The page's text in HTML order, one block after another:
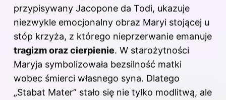
przypisywany Jacopone da Todi, ukazuje
niezwykle emocjonalny obraz Maryi stojącej u
stóp krzyża, z którego nieprzerwanie emanuje
tragizm oraz cierpienie. W starożytności
Maryja symbolizowała bezsilność matki
wobec śmierci własnego syna. Dlatego
„Stabat Mater” stało się nie tylko modlitwą, ale